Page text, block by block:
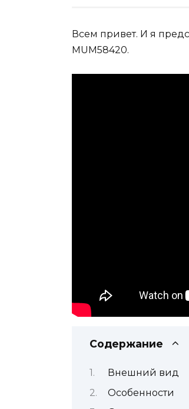
Всем привет. И я
MUM58420.
Содержание
Внешний вид
Особенности